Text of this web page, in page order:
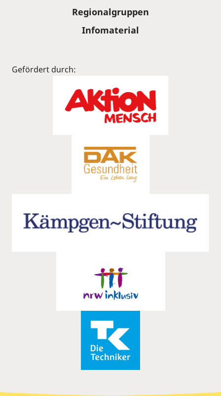
Regionalgruppen
Infomaterial
Gefördert durch: